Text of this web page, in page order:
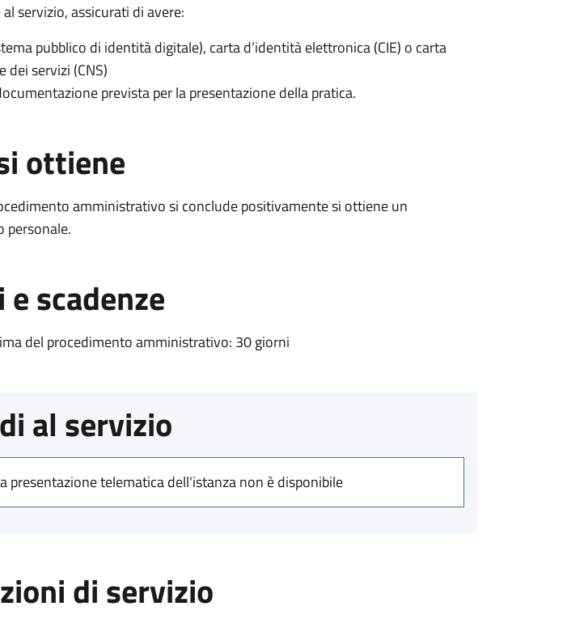
servizio, assicurati di avere:
pubblico di identità digitale), carta d’identità elettronica (CIE) o carta
dei servizi (CNS)
prevista per la presentazione della pratica.
ottiene
amministrativo si conclude positivamente si ottiene un
personale.
e scadenze
del procedimento amministrativo: 30 giorni
al servizio
presentazione telematica dell'istanza non è disponibile
di servizio